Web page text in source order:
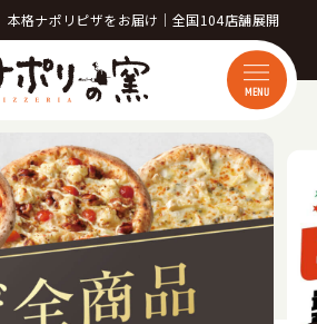
本格ナポリピザをお届け｜全国104店舗展開
MENU